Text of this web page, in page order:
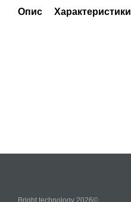
Опис Характеристики
Bright technology 2026©